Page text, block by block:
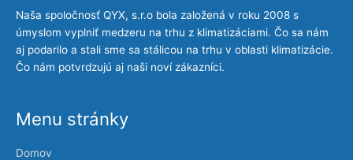
Naša spoločnosť QYX, s.r.o bola založená v roku 2008 s
úmyslom vyplniť medzeru na trhu z klimatizáciami. Čo sa nám
aj podarilo a stali sme sa stálicou na trhu v oblasti klimatizácie.
Čo nám potvrdzujú aj naši noví zákazníci.
Menu stránky
Domov